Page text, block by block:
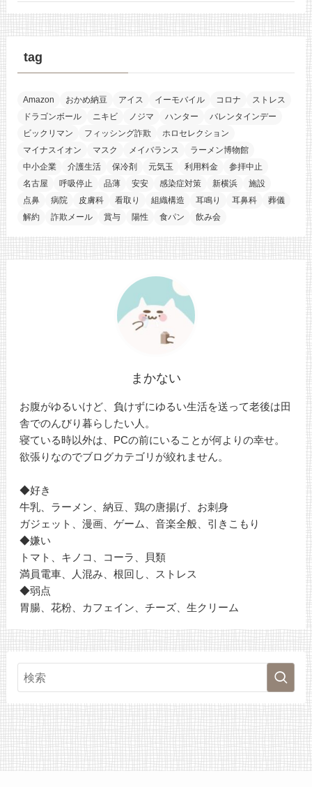
tag
Amazon おかめ納豆 アイス イーモバイル コロナ
ストレス
ドラゴンボール
ニキビ ノジマ ハンター
バレンタインデー
ビックリマン
フィッシング詐欺
ホロセレクション
マイナスイオン
マスク メイバランス
ラーメン博物館
中小企業
介護生活 保冷剤 元気玉 利用料金
参拝中止
名古屋
呼吸停止 品薄 安安 感染症対策 新横浜
施設
点鼻
病院 皮膚科 看取り 組織構造 耳鳴り 耳鼻科
葬儀
解約
詐欺メール 賞与 陽性 食パン 飲み会
まかない
お腹がゆるいけど、負けずにゆるい生活を送って老後は田
舎でのんびり暮らしたい人。
寝ている時以外は、PCの前にいることが何よりの幸せ。
欲張りなのでブログカテゴリが絞れません。
◆好き
牛乳、ラーメン、納豆、鶏の唐揚げ、お刺身
ガジェット、漫画、ゲーム、音楽全般、引きこもり
◆嫌い
トマト、キノコ、コーラ、貝類
満員電車、人混み、根回し、ストレス
◆弱点
胃腸、花粉、カフェイン、チーズ、生クリーム